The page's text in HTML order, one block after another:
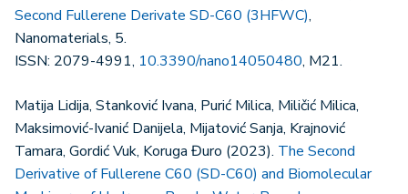
Second Fullerene Derivate SD-C60 (3HFWC),
Nanomaterials, 5.
ISSN: 2079-4991, 10.3390/nano14050480, M21.
Matija Lidija, Stanković Ivana, Purić Milica, Miličić Milica,
Maksimović-Ivanić Danijela, Mijatović Sanja, Krajnović
Tamara, Gordić Vuk, Koruga Đuro (2023). The Second
Derivative of Fullerene C60 (SD-C60) and Biomolecular